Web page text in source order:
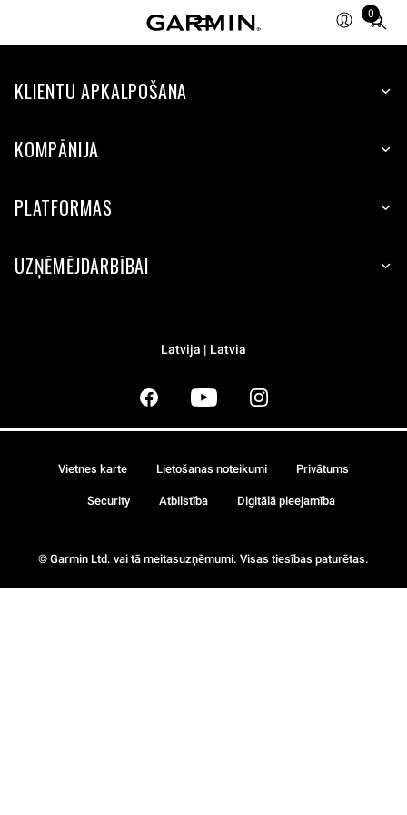
0
Total
items
cart:
KLIENTU APKALPOŠANA
KOMPĀNIJA
PLATFORMAS
UZŅĒMĒJDARBĪBAI
Latvija | Latvia
© Garmin Ltd. vai tā meitasuzņēmumi. Visas tiesības paturētas.
Vietnes karte Lietošanas noteikumi Privātums
Security Atbilstība Digitālā pieejamība